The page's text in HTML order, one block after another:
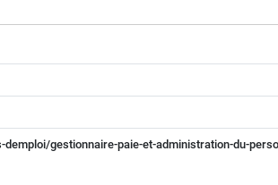
gestionnaire-paie-et-administration-du-